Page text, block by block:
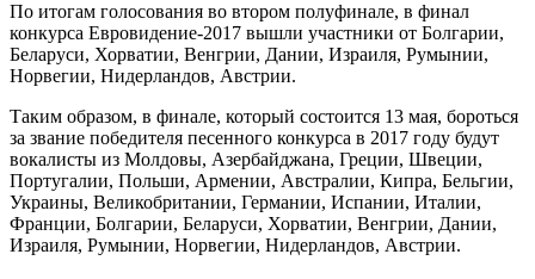
По итогам голосования во втором полуфинале, в финал
конкурса Евровидение-2017 вышли участники от Болгарии,
Беларуси, Хорватии, Венгрии, Дании, Израиля, Румынии,
Норвегии, Нидерландов, Австрии.
Таким образом, в финале, который состоится 13 мая, бороться
за звание победителя песенного конкурса в 2017 году будут
вокалисты из Молдовы, Азербайджана, Греции, Швеции,
Португалии, Польши, Армении, Австралии, Кипра, Бельгии,
Украины, Великобритании, Германии, Испании, Италии,
Франции, Болгарии, Беларуси, Хорватии, Венгрии, Дании,
Израиля, Румынии, Норвегии, Нидерландов, Австрии.